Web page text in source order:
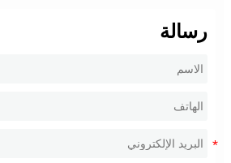
رسالة